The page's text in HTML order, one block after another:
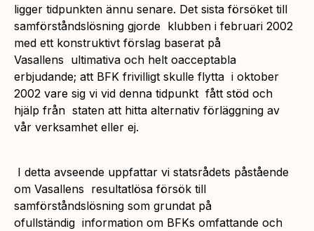
ligger tidpunkten ännu senare. Det sista försöket till
samförståndslösning gjorde klubben i februari 2002
med ett konstruktivt förslag baserat på
Vasallens ultimativa och helt oacceptabla
erbjudande; att BFK frivilligt skulle flytta i oktober
2002 vare sig vi vid denna tidpunkt fått stöd och
hjälp från staten att hitta alternativ förläggning av
vår verksamhet eller ej.
I detta avseende uppfattar vi statsrådets påstående
om Vasallens resultatlösa försök till
samförståndslösning som grundat på
ofullständig information om BFKs omfattande och